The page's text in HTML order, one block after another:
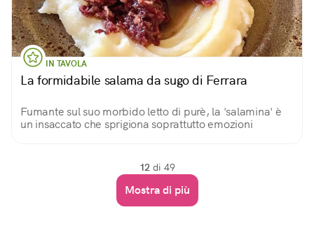
IN TAVOLA
La formidabile salama da sugo di Ferrara
Fumante sul suo morbido letto di purè, la 'salamina' è
un insaccato che sprigiona soprattutto emozioni
12 di 49
Mostra di più